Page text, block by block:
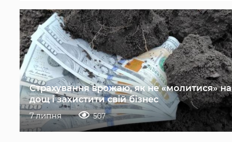
Страхування врожаю, як не «молитися» на
дощ і захистити свій бізнес
7 липня 507